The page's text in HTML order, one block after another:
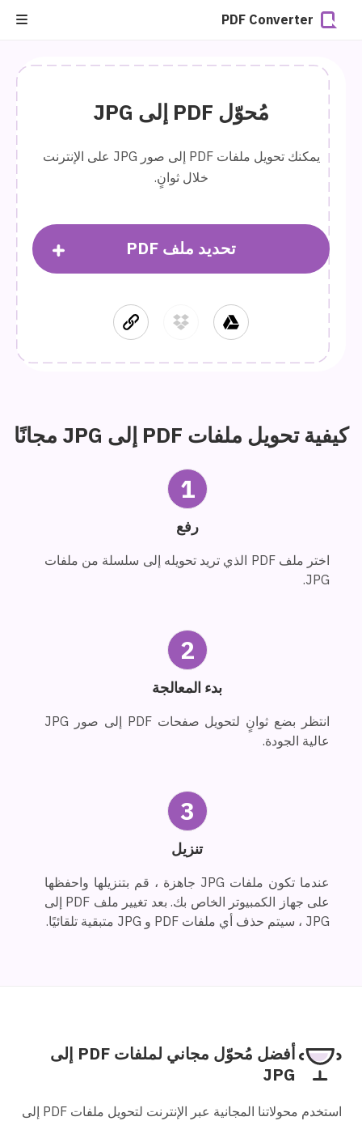
PDF Converter
مُحوّل PDF إلى JPG
يمكنك تحويل ملفات PDF إلى صور JPG على الإنترنت
خلال ثوانٍ.
تحديد ملف PDF
كيفية تحويل ملفات PDF إلى JPG مجانًا
1
رفع
اختر ملف PDF الذي تريد تحويله إلى سلسلة من ملفات
JPG.
2
بدء المعالجة
انتظر بضع ثوانٍ لتحويل صفحات PDF إلى صور JPG
عالية الجودة.
3
تنزيل
عندما تكون ملفات JPG جاهزة ، قم بتنزيلها واحفظها
على جهاز الكمبيوتر الخاص بك. بعد تغيير ملف PDF إلى
JPG ، سيتم حذف أي ملفات PDF و JPG متبقية تلقائيًا.
أفضل مُحوّل مجاني لملفات PDF إلى
JPG
استخدم محولاتنا المجانية عبر الإنترنت لتحويل ملفات PDF إلى